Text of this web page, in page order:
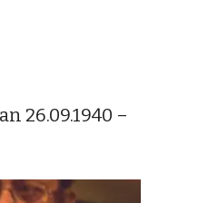
26.09.1940 –